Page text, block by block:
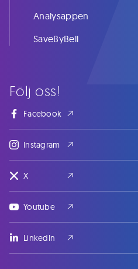
Följ oss!
Facebook
Instagram
X
Youtube
LinkedIn
Analysappen
SaveByBell